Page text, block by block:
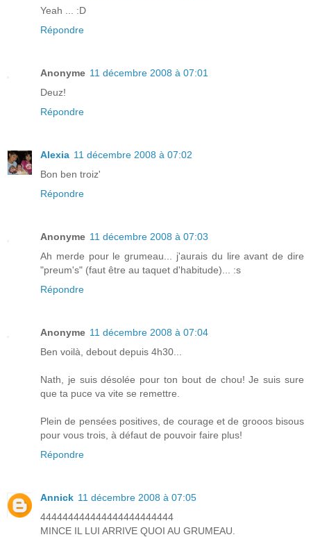
Yeah ... :D
Répondre
Anonyme 11 décembre 2008 à 07:01
Deuz!
Répondre
Alexia 11 décembre 2008 à 07:02
Bon ben troiz'
Répondre
Anonyme 11 décembre 2008 à 07:03
Ah merde pour le grumeau... j'aurais du lire avant de dire
"preum's" (faut être au taquet d'habitude)... :s
Répondre
Anonyme 11 décembre 2008 à 07:04
Ben voilà, debout depuis 4h30...
Nath, je suis désolée pour ton bout de chou! Je suis sure
que ta puce va vite se remettre.
Plein de pensées positives, de courage et de grooos bisous
pour vous trois, à défaut de pouvoir faire plus!
Répondre
Annick 11 décembre 2008 à 07:05
444444444444444444444444
MINCE IL LUI ARRIVE QUOI AU GRUMEAU.